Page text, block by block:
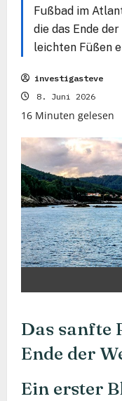
Fußbad im
die das Ende
leichten Füßen
investigasteve
8. Juni 2026
16 Minuten gelesen
Das sanfte
Ende der
Ein erster